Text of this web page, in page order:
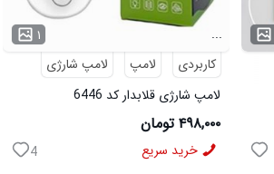
۱
...
کاربردی
لامپ
لامپ شارژی
لامپ شارژی قلابدار کد 6446
۴۹۸,۰۰۰ تومان
خرید سریع 4